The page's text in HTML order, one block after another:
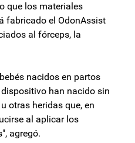
que los materiales
fabricado el OdonAssist
al fórceps, la
nacidos en partos
han nacido sin
otras heridas que, en
al aplicar los
agregó.